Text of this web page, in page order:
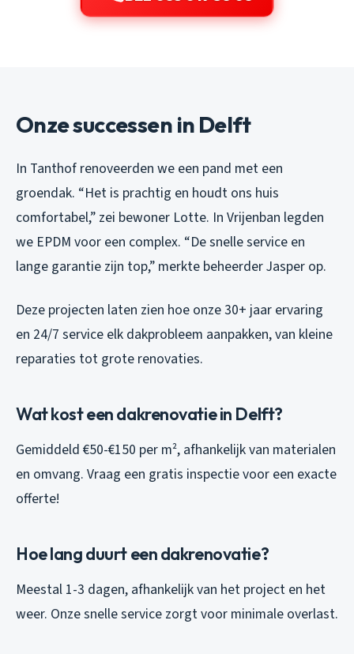
Onze successen in Delft
In Tanthof renoveerden we een pand met een
groendak. “Het is prachtig en houdt ons huis
comfortabel,” zei bewoner Lotte. In Vrijenban legden
we EPDM voor een complex. “De snelle service en
lange garantie zijn top,” merkte beheerder Jasper op.
Deze projecten laten zien hoe onze 30+ jaar ervaring
en 24/7 service elk dakprobleem aanpakken, van kleine
reparaties tot grote renovaties.
Wat kost een dakrenovatie in Delft?
Gemiddeld €50-€150 per m², afhankelijk van materialen
en omvang. Vraag een gratis inspectie voor een exacte
offerte!
Hoe lang duurt een dakrenovatie?
Meestal 1-3 dagen, afhankelijk van het project en het
weer. Onze snelle service zorgt voor minimale overlast.